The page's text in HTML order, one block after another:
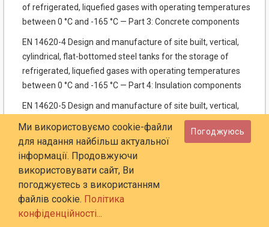
of refrigerated, liquefied gases with operating temperatures
between 0 °С and -165 °С — Part 3: Concrete components
EN 14620-4 Design and manufacture of site built, vertical,
cylindrical, flat-bottomed steel tanks for the storage of
refrigerated, liquefied gases with operating temperatures
between 0 °С and -165 °С — Part 4: Insulation components
EN 14620-5 Design and manufacture of site built, vertical,
cylindrical, flat-bottomed steel tanks for the storage of
refrigerated, liquefied gases with operating temperatures
between 0 °С and -165 °С — Part 5: Testing, drying, purging
and cool-down.
НАЦІОНАЛЬНЕ ПОЯСНЕННЯ
EN 1991-1-4 Єврокод 1. Дії на конструкції. Частина 1-4.
Вітрові дії
Ми використовуємо cookie-файли
для надання найбільш актуальної
інформації. Продовжуючи
використовувати сайт, Ви
погоджуєтесь з використанням
файлів cookie. Політика
конфіденційності...
Погоджуюсь